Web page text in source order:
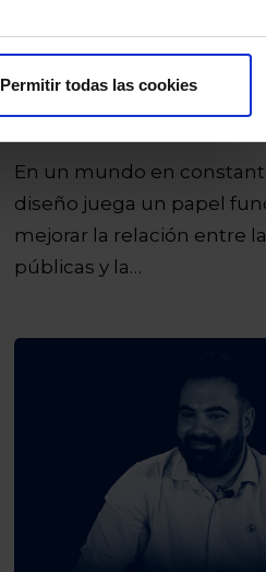
Permitir todas las cookies
transforma la
ciudadanía
PorMercedes Núñez Maroñas
En un mundo en
diseño juega un papel
mejorar la relación entre
públicas y la…